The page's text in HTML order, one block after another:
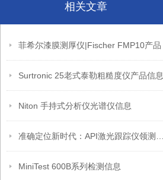
相关文章
菲希尔漆膜测厚仪|Fischer FMP10产品
Surtronic 25老式泰勒粗糙度仪产品信息
Niton 手持式分析仪光谱仪信息
MiniTest 600B系列检测信息